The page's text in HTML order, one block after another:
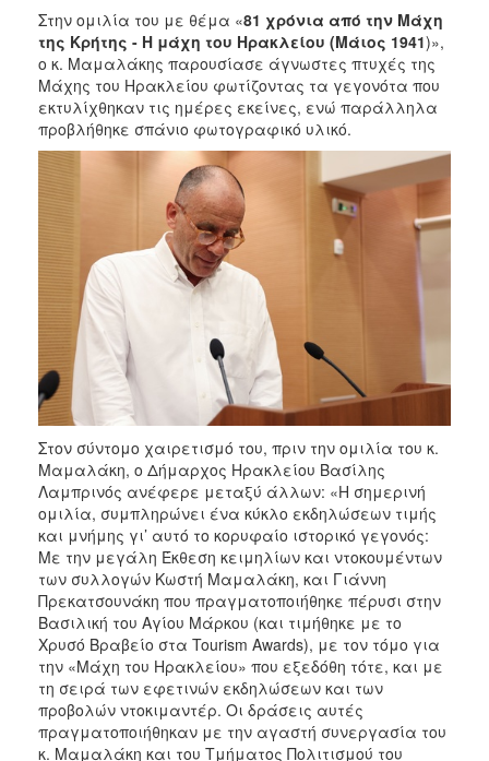
Στην ομιλία του με θέμα «81 χρόνια από την Μάχη
της Κρήτης - Η μάχη του Ηρακλείου (Μάιος 1941)»,
ο κ. Μαμαλάκης παρουσίασε άγνωστες πτυχές της
Μάχης του Ηρακλείου φωτίζοντας τα γεγονότα που
εκτυλίχθηκαν τις ημέρες εκείνες, ενώ παράλληλα
προβλήθηκε σπάνιο φωτογραφικό υλικό.
Στον σύντομο χαιρετισμό του, πριν την ομιλία του κ.
Μαμαλάκη, ο Δήμαρχος Ηρακλείου Βασίλης
Λαμπρινός ανέφερε μεταξύ άλλων: «Η σημερινή
ομιλία, συμπληρώνει ένα κύκλο εκδηλώσεων τιμής
και μνήμης γι’ αυτό το κορυφαίο ιστορικό γεγονός:
Με την μεγάλη Έκθεση κειμηλίων και ντοκουμέντων
των συλλογών Κωστή Μαμαλάκη, και Γιάννη
Πρεκατσουνάκη που πραγματοποιήθηκε πέρυσι στην
Βασιλική του Αγίου Μάρκου (και τιμήθηκε με το
Χρυσό Βραβείο στα Tourism Awards), με τον τόμο για
την «Μάχη του Ηρακλείου» που εξεδόθη τότε, και με
τη σειρά των εφετινών εκδηλώσεων και των
προβολών ντοκιμαντέρ. Οι δράσεις αυτές
πραγματοποιήθηκαν με την αγαστή συνεργασία του
κ. Μαμαλάκη και του Τμήματος Πολιτισμού του